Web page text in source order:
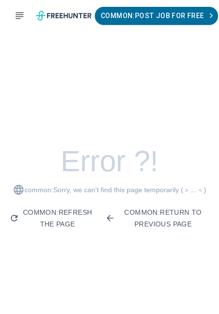
COMMON:POST JOB FOR FREE
Error ?!
common:Sorry, we can't find this page temporarily (＞﹏＜)
COMMON:REFRESH
THE PAGE
COMMON:RETURN TO
PREVIOUS PAGE